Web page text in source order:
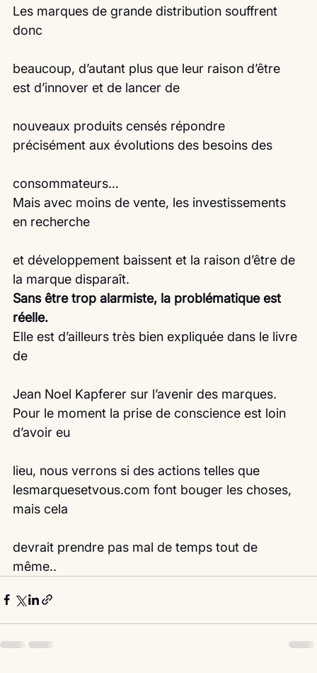
Les marques de grande distribution souffrent
donc
beaucoup, d’autant plus que leur raison d’être
est d’innover et de lancer de
nouveaux produits censés répondre
précisément aux évolutions des besoins des
consommateurs…
Mais avec moins de vente, les investissements
en recherche
et développement baissent et la raison d’être de
la marque disparaît.
Sans être trop alarmiste, la problématique est
réelle.
Elle est d’ailleurs très bien expliquée dans le livre
de
Jean Noel Kapferer sur l’avenir des marques.
Pour le moment la prise de conscience est loin
d’avoir eu
lieu, nous verrons si des actions telles que
lesmarquesetvous.com font bouger les choses,
mais cela
devrait prendre pas mal de temps tout de
même..